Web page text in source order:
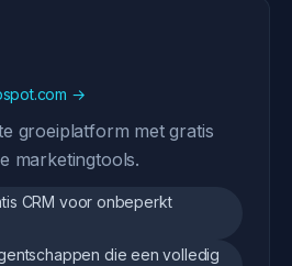
→
groeiplatform met gratis
marketingtools.
CRM voor onbeperkt
die een volledig